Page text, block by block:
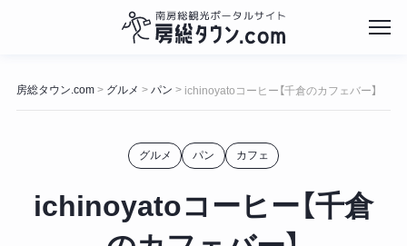
ン
テ
房総タウン.com> グルメ > パン > ichinoyatoコーヒー【千倉のカフェバー】
グルメ パン カフェ
ichinoyatoコーヒー【千倉